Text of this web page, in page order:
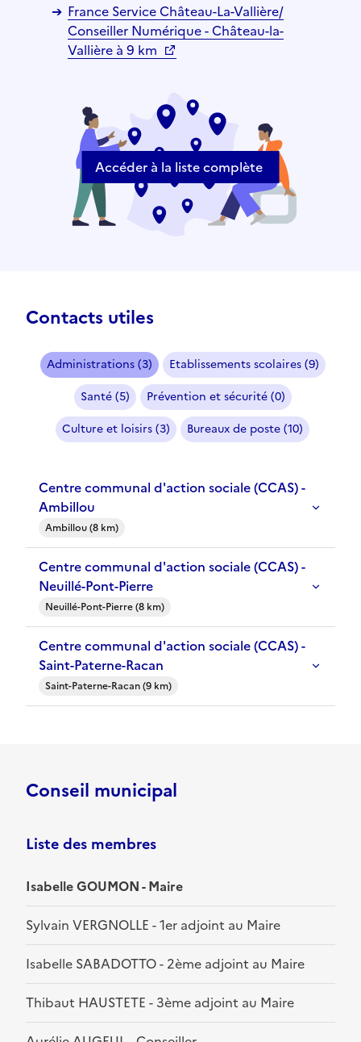
France Service Château-La-Vallière/
Conseiller Numérique - Château-la-
Vallière à 9 km
Accéder à la liste complète
Contacts utiles
Administrations (3)
Etablissements scolaires (9)
Santé (5)
Prévention et sécurité (0)
Culture et loisirs (3)
Bureaux de poste (10)
Centre communal d'action sociale (CCAS) -
Ambillou
Ambillou (8 km)
Centre communal d'action sociale (CCAS) -
Neuillé-Pont-Pierre
Neuillé-Pont-Pierre (8 km)
Centre communal d'action sociale (CCAS) -
Saint-Paterne-Racan
Saint-Paterne-Racan (9 km)
Conseil municipal
Liste des membres
Isabelle GOUMON - Maire
Sylvain VERGNOLLE - 1er adjoint au Maire
Isabelle SABADOTTO - 2ème adjoint au Maire
Thibaut HAUSTETE - 3ème adjoint au Maire